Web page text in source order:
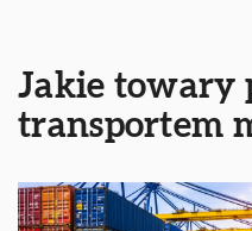
Jakie towary
transportem